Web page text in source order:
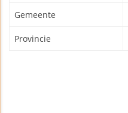
Gemeente
Provincie